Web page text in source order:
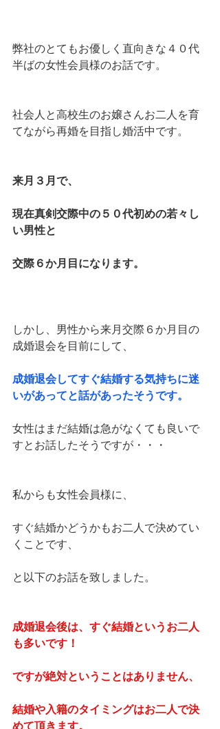
弊社のとてもお優しく直向きな４０代
半ばの女性会員様のお話です。
社会人と高校生のお嬢さんお二人を育
てながら再婚を目指し婚活中です。
来月３月で、
現在真剣交際中の５０代初めの若々し
い男性と
交際６か月目になります。
しかし、男性から来月交際６か月目の
成婚退会を目前にして、
成婚退会してすぐ結婚する気持ちに迷
いがあってと話があったそうです。
女性はまだ結婚は急がなくても良いで
すとお話したそうですが・・・
私からも女性会員様に、
すぐ結婚かどうかもお二人で決めてい
くことです、
と以下のお話を致しました。
成婚退会後は、すぐ結婚というお二人
も多いです！
ですが絶対ということはありません、
結婚や入籍のタイミングはお二人で決
めて頂きます。